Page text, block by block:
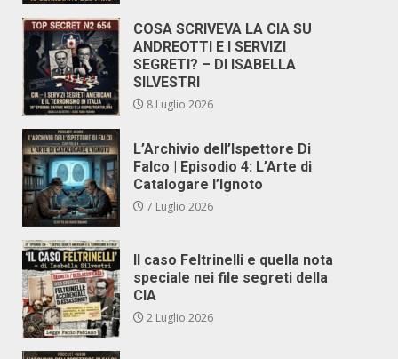
COSA SCRIVEVA LA CIA SU
ANDREOTTI E I SERVIZI
SEGRETI? – DI ISABELLA
SILVESTRI
8 Luglio 2026
L’Archivio dell’Ispettore Di
Falco | Episodio 4: L’Arte di
Catalogare l’Ignoto
7 Luglio 2026
Il caso Feltrinelli e quella nota
speciale nei file segreti della
CIA
2 Luglio 2026